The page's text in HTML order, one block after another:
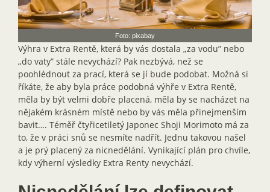
Foto: pixabay
Výhra v Extra Rentě, která by vás dostala „za vodu” nebo
„do vaty” stále nevychází? Pak nezbývá, než se
poohlédnout za prací, která se jí bude podobat. Možná si
říkáte, že aby byla práce podobná výhře v Extra Rentě,
měla by být velmi dobře placená, měla by se nacházet na
nějakém krásném místě nebo by vás měla přinejmenším
bavit…. Téměř čtyřicetiletý Japonec Shoji Morimoto má za
to, že v práci snů se nesmíte nadřít. Jednu takovou našel
a je prý placený za nicnedělání. Vynikající plán pro chvíle,
kdy výherní výsledky Extra Renty nevychází.